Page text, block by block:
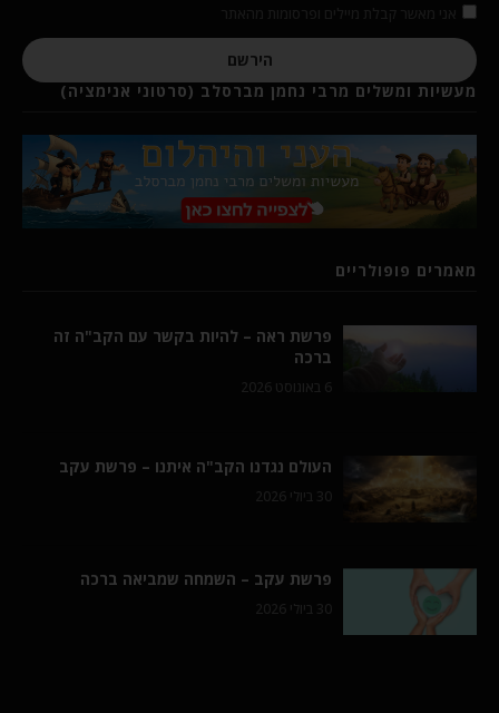
הירשם
מעשיות ומשלים מרבי נחמן מברסלב (סרטוני אנימציה)
מאמרים פופולריים
פרשת ראה – להיות בקשר עם הקב"ה זה
ברכה
6 באוגוסט 2026
העולם נגדנו הקב"ה איתנו – פרשת עקב
30 ביולי 2026
פרשת עקב – השמחה שמביאה ברכה
30 ביולי 2026